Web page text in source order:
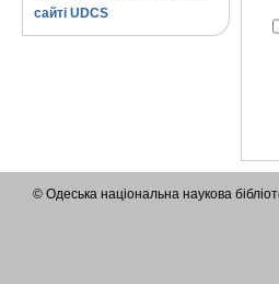
сайті UDCS
© Одеська національна наукова